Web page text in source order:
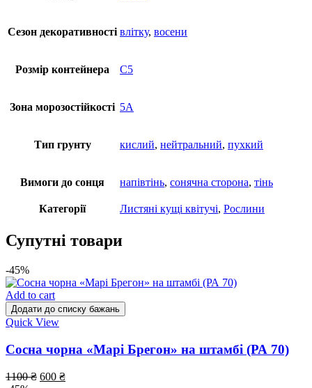
Cезон декоративності влітку, восени
Розмір контейнера С5
Зона морозостійкості 5А
Тип грунту кислий, нейтральний, пухкий
Вимоги до сонця напівтінь, сонячна сторона, тінь
Категорії Листяні кущі квітучі, Рослини
Супутні товари
-45%
Add to cart
Додати до списку бажань
Quick View
Сосна чорна «Марі Брегон» на штамбі (РА 70)
1100₴ 600 ₴